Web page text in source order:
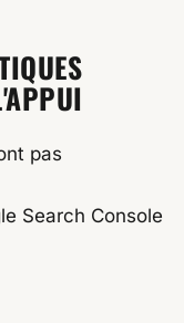
pas
Search Console